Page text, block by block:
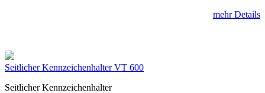
mehr Details
Seitlicher Kennzeichenhalter VT 600
Seitlicher Kennzeichenhalter